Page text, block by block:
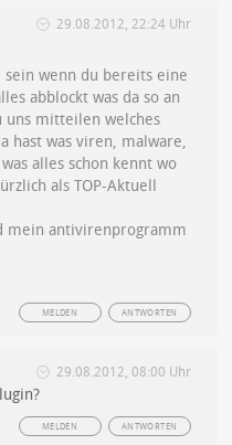
29.08.2012, 22:24 Uhr
wenn du bereits eine
abblockt was da so an
mitteilen welches
hast was viren, malware,
alles schon kennt wo
als TOP-Aktuell
mein antivirenprogramm
ANTWORTEN
MELDEN
29.08.2012, 08:00 Uhr
ANTWORTEN
MELDEN